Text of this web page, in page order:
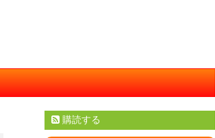
購読する